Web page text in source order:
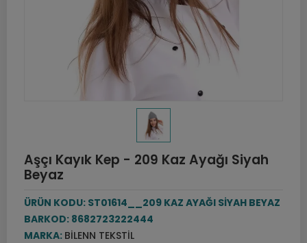
Aşçı Kayık Kep - 209 Kaz Ayağı Siyah
Beyaz
ÜRÜN KODU: ST01614__209 KAZ AYAĞI SİYAH BEYAZ
BARKOD: 8682723222444
MARKA: BILENN TEKSTIL